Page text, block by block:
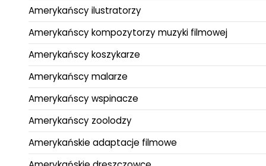
Amerykańscy ilustratorzy
Amerykańscy kompozytorzy muzyki filmowej
Amerykańscy koszykarze
Amerykańscy malarze
Amerykańscy wspinacze
Amerykańscy zoolodzy
Amerykańskie adaptacje filmowe